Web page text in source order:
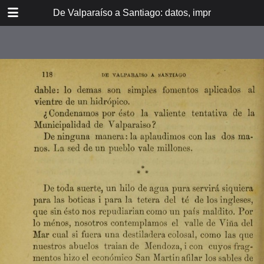
De Valparaíso a Santiago: datos, impresiones,
DOWNLOAD
Itinerario del ferrocarril de
Valparaíso a Santiago
espresamente grabado en Paris en
madera para esta obra
Dedicatoria
En la Estación de Valparaíso
El banquete de inauguración i el
motín de Oyarce
Viña del Mar
Bosquejo histórico
El Salto